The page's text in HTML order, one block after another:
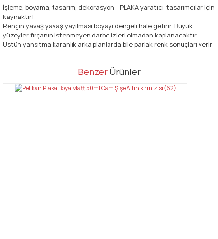
İşleme, boyama, tasarım, dekorasyon - PLAKA yaratıcı tasarımcılar için
kaynaktır!
Rengin yavaş yavaş yayılması boyayı dengeli hale getirir. Büyük
yüzeyler fırçanın istenmeyen darbe izleri olmadan kaplanacaktır.
Üstün yansıtma karanlık arka planlarda bile parlak renk sonuçları verir
Bu ürüne ilk yorumu siz yapın!
Bu ürünün fiyat bilgisi, resim, ürün açıklamalarında ve diğer
tarafımıza iletebilirsiniz.
Benzer Ürünler